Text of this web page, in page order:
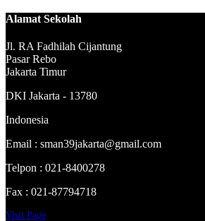
Alamat Sekolah
Jl. RA Fadhilah Cijantung
Pasar Rebo
Jakarta Timur
DKI Jakarta - 13780
Indonesia
Email : sman39jakarta@gmail.com
Telpon : 021-8400278
Fax : 021-87794718
Visit Page